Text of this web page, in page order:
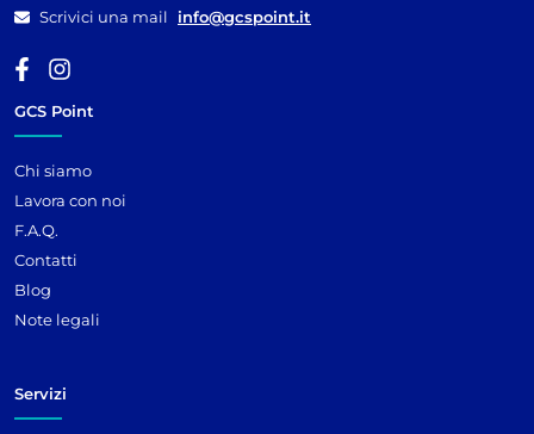
Scrivici una mail
info@gcspoint.it
GCS Point
Chi siamo
Lavora con noi
F.A.Q.
Contatti
Blog
Note legali
Servizi